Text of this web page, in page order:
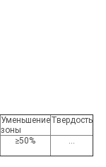
Уменьшение
зоны
Твердость
≥50% …